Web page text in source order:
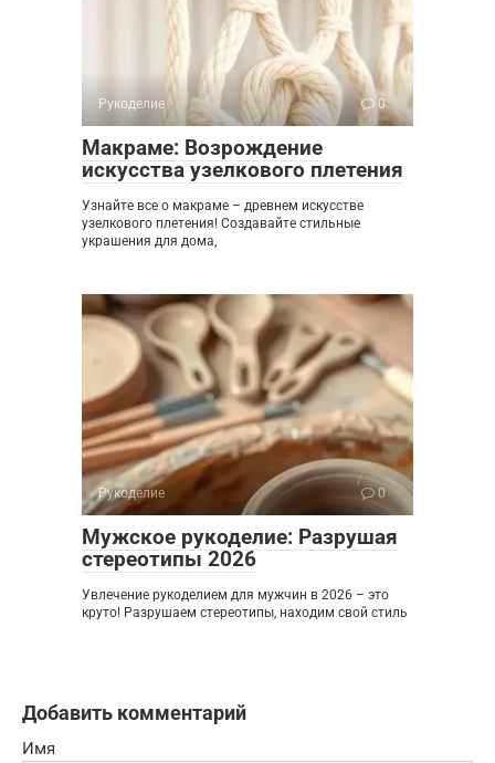
Рукоделие 0
Макраме: Возрождение
искусства узелкового плетения
Узнайте все о макраме – древнем искусстве
узелкового плетения! Создавайте стильные
украшения для дома,
Рукоделие 0
Мужское рукоделие: Разрушая
стереотипы 2026
Увлечение рукоделием для мужчин в 2026 – это
круто! Разрушаем стереотипы, находим свой стиль
Добавить комментарий
Имя